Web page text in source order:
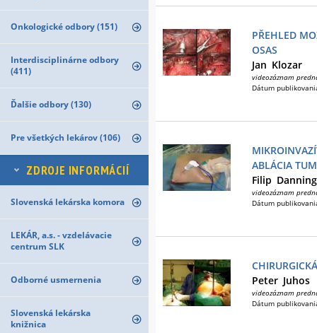
Onkologické odbory (151)
Interdisciplinárne odbory
(411)
Ďalšie odbory (130)
Pre všetkých lekárov (106)
ZDROJE INFORMÁCIÍ
Slovenská lekárska komora
LEKÁR, a.s. - vzdelávacie
centrum SLK
Odborné usmernenia
Slovenská lekárska
knižnica
PŘEHLED
OSAS
Jan Klozar
videozáznam
Dátum
ABLÁCIA
Filip
videozáznam
Dátum
Peter Juhos
videozáznam
Dátum